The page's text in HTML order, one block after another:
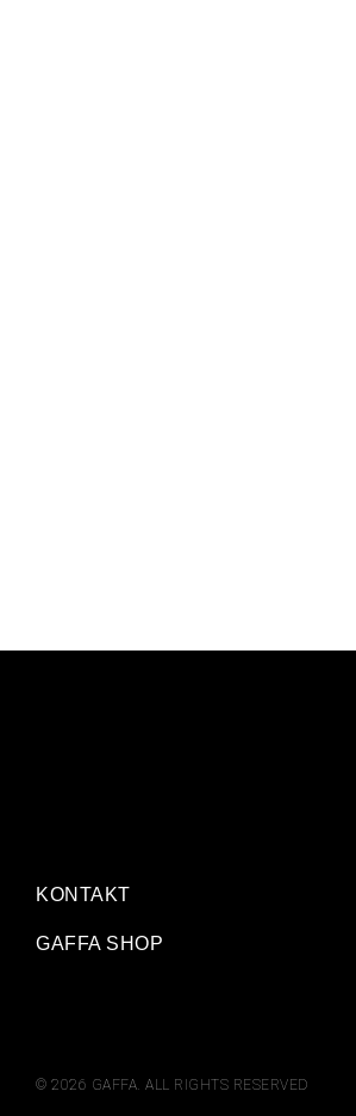
KONTAKT
GAFFA SHOP
© 2026 GAFFA. ALL RIGHTS RESERVED